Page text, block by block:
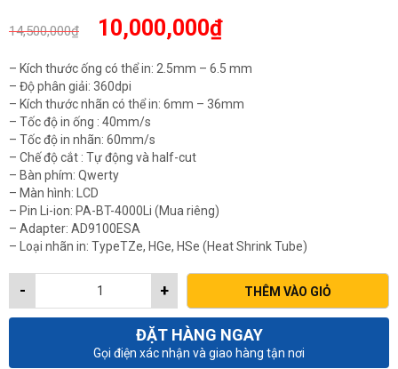
14,500,000₫ Giá
gốc
là:
14,500,000₫.
10,000,000₫Giá
tại
10,000,000₫.
– Kích thước ống có thể in: 2.5mm – 6.5 mm
– Độ phân giải: 360dpi
– Kích thước nhãn có thể in: 6mm – 36mm
– Tốc độ in ống : 40mm/s
– Tốc độ in nhãn: 60mm/s
– Chế độ cắt : Tự động và half-cut
– Bàn phím: Qwerty
– Màn hình: LCD
– Pin Li-ion: PA-BT-4000Li (Mua riêng)
– Adapter: AD9100ESA
– Loại nhãn in: TypeTZe, HGe, HSe (Heat Shrink Tube)
+
- THÊM VÀO GIỎ
ĐẶT HÀNG NGAY
Gọi điện xác nhận và giao hàng tận nơi